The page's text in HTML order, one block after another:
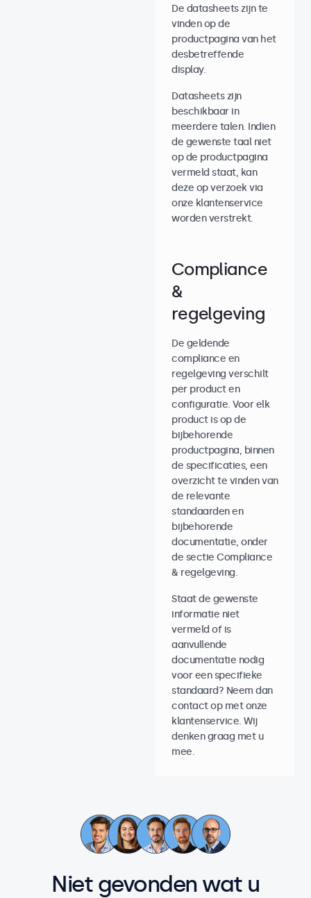
De datasheets zijn te
vinden op de
productpagina van het
desbetreffende
display.
Datasheets zijn
beschikbaar in
meerdere talen. Indien
de gewenste taal niet
op de productpagina
vermeld staat, kan
deze op verzoek via
onze klantenservice
worden verstrekt.
Compliance
&
regelgeving
De geldende
compliance en
regelgeving verschilt
per product en
configuratie. Voor elk
product is op de
bijbehorende
productpagina, binnen
de specificaties, een
overzicht te vinden van
de relevante
standaarden en
bijbehorende
documentatie, onder
de sectie Compliance
& regelgeving.
Staat de gewenste
informatie niet
vermeld of is
aanvullende
documentatie nodig
voor een specifieke
standaard? Neem dan
contact op met onze
klantenservice. Wij
denken graag met u
mee.
Niet gevonden wat u